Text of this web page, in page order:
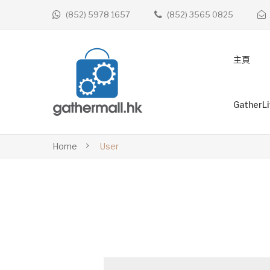
(852) 5978 1657 (852) 3565 0825
主頁
Home User